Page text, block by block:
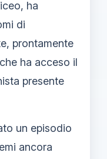
ha
di
prontamente
ha acceso il
presente
un episodio
ancora